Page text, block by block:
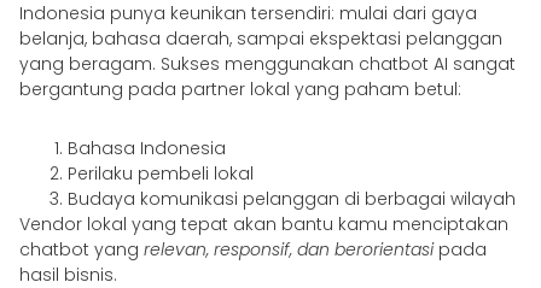
Indonesia punya keunikan tersendiri: mulai dari gaya
belanja, bahasa daerah, sampai ekspektasi pelanggan
yang beragam. Sukses menggunakan chatbot AI sangat
bergantung pada partner lokal yang paham betul:
Bahasa Indonesia
Perilaku pembeli lokal
Budaya komunikasi pelanggan di berbagai wilayah
Vendor lokal yang tepat akan bantu kamu menciptakan
chatbot yang relevan, responsif, dan berorientasipada
hasil bisnis.